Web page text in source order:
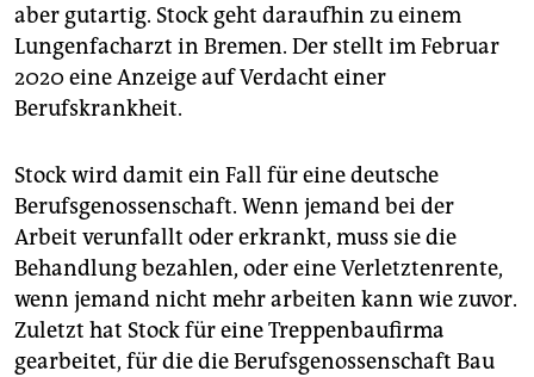
aber gutartig. Stock geht daraufhin zu einem
Lungenfacharzt in Bremen. Der stellt im Februar
2020 eine Anzeige auf Verdacht einer
Berufskrankheit.
Stock wird damit ein Fall für eine deutsche
Berufsgenossenschaft. Wenn jemand bei der
Arbeit verunfallt oder erkrankt, muss sie die
Behandlung bezahlen, oder eine Verletztenrente,
wenn jemand nicht mehr arbeiten kann wie zuvor.
Zuletzt hat Stock für eine Treppenbaufirma
gearbeitet, für die die Berufsgenossenschaft Bau